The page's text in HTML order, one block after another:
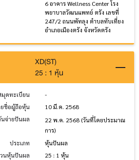
6 อาคาร Wellness Center โรง
พยาบาลวัฒนแพทย์ ตรัง เลขที่
247/2 ถนนพัทลุง ตำบลทับเที่ยง
อำเภอเมืองตรัง จังหวัดตรัง
XD(ST)
25 : 1 หุ้น
ดทะเบียน
-
ชื่อผู้ถือหุ้น
10 มี.ค. 2568
นจ่ายปันผล
22 พ.ค. 2568 (วันที่โดยประมาณ
การ)
ประเภท
หุ้นปันผล
นหุ้นปันผล
25 : 1 หุ้น